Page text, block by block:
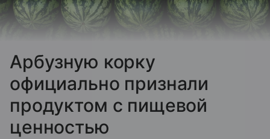
Арбузную корку
официально признали
продуктом с пищевой
ценностью